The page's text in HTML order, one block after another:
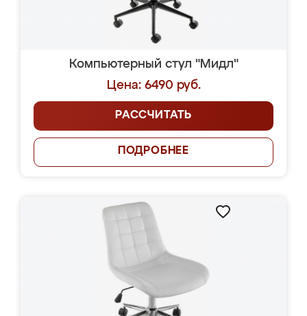
Компьютерный стул "Мидл"
Цена: 6490 руб.
РАССЧИТАТЬ
ПОДРОБНЕЕ